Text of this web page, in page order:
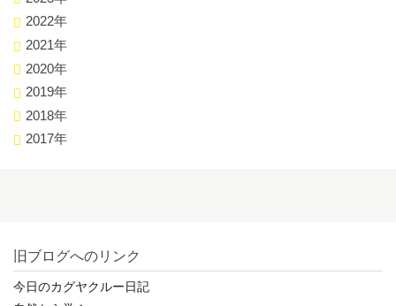
2022年
2021年
2020年
2019年
2018年
2017年
旧ブログへのリンク
今日のカグヤクルー日記